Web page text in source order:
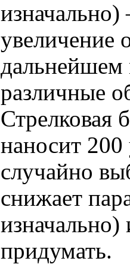
изначально)
увеличение
дальнейшем
различные
Стрелковая
наносит 200
случайно
снижает
придумать.